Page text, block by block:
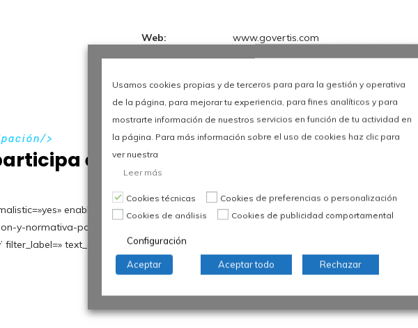
Web: www.govertis.com
pación
en:
enable_border=»yes» skin=»»][qodef_timetable_list_item][tt_timetable
y-normativa-post-covid-19′ columns=’saturday’ measure=’0.5′ filter_style=’tabs’
filter_label=» text_align=’left’][/qodef_timetable_list_item][/qodef_timetable_list]
Usamos cookies propias y de terceros para para la gestión y operativa
de la página, para mejorar tu experiencia, para fines analíticos y para
mostrarte información de nuestros servicios en función de tu actividad en
la página. Para más información sobre el uso de cookies haz clic para
ver nuestra
Leer más
Cookies técnicas
Cookies de preferencias o personalización
Cookies de análisis
Cookies de publicidad comportamental
Configuración
Aceptar Aceptar todo Rechazar